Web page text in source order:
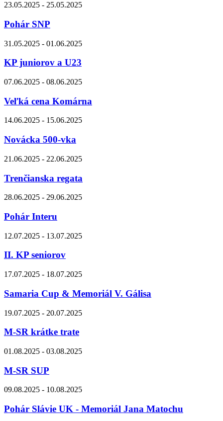
23.05.2025 - 25.05.2025
Pohár SNP
31.05.2025 - 01.06.2025
KP juniorov a U23
07.06.2025 - 08.06.2025
Veľká cena Komárna
14.06.2025 - 15.06.2025
Novácka 500-vka
21.06.2025 - 22.06.2025
Trenčianska regata
28.06.2025 - 29.06.2025
Pohár Interu
12.07.2025 - 13.07.2025
II. KP seniorov
17.07.2025 - 18.07.2025
Samaria Cup & Memoriál V. Gálisa
19.07.2025 - 20.07.2025
M-SR krátke trate
01.08.2025 - 03.08.2025
M-SR SUP
09.08.2025 - 10.08.2025
Pohár Slávie UK - Memoriál Jana Matochu